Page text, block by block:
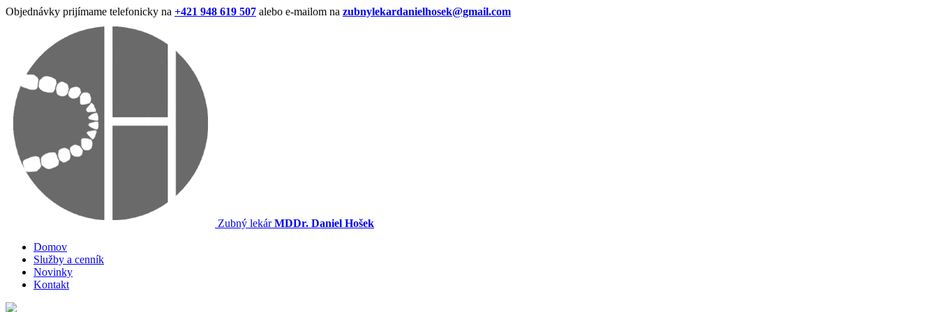
Objednávky prijímame telefonicky na +421 948 619 507 alebo e-mailom na zubnylekardanielhosek@gmail.com
Zubný lekárMDDr. Daniel Hošek
Domov
Služby a cenník
Novinky
Kontakt